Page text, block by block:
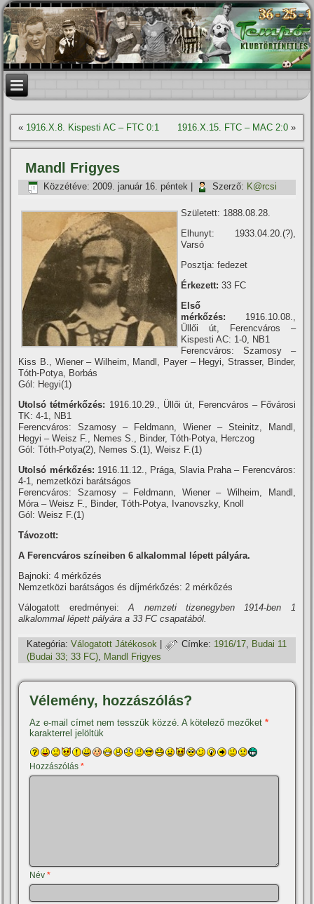
« 1916.X.8. Kispesti AC – FTC 0:1 1916.X.15. FTC – MAC 2:0»
Mandl Frigyes
Közzétéve: 2009. január 16. péntek Szerző: K@rcsi
Született: 1888.08.28.
Elhunyt: 1933.04.20.(?),
Varsó
Posztja: fedezet
Érkezett:33 FC
Első
mérkőzés: 1916.10.08.,
Üllői út, Ferencváros –
Kispesti AC: 1-0, NB1
Ferencváros: Szamosy –
Kiss B., Wiener – Wilheim, Mandl, Payer – Hegyi, Strasser, Binder,
Tóth-Potya, Borbás
Gól: Hegyi(1)
Utolsó tétmérkőzés: 1916.10.29., Üllői út, Ferencváros – Fővárosi
TK: 4-1, NB1
Ferencváros: Szamosy – Feldmann, Wiener – Steinitz, Mandl,
Hegyi – Weisz F., Nemes S., Binder, Tóth-Potya, Herczog
Gól: Tóth-Potya(2), Nemes S.(1), Weisz F.(1)
Utolsó mérkőzés: 1916.11.12., Prága, Slavia Praha – Ferencváros:
4-1, nemzetközi barátságos
Ferencváros: Szamosy – Feldmann, Wiener – Wilheim, Mandl,
Móra – Weisz F., Binder, Tóth-Potya, Ivanovszky, Knoll
Gól: Weisz F.(1)
Távozott:
A Ferencváros szí­neiben 6 alkalommal lépett pályára.
Bajnoki: 4 mérkőzés
Nemzetközi barátságos és dí­jmérkőzés: 2 mérkőzés
Válogatott eredményei:A nemzeti tizenegyben 1914-ben 1
alkalommal lépett pályára a 33 FC csapatából.
Kategória: Válogatott Játékosok | Címke: 1916/17, Budai 11
(Budai 33; 33 FC), Mandl Frigyes
Vélemény, hozzászólás?
Az e-mail címet nem tesszük közzé. A kötelező mezőket*
karakterrel jelöltük
Hozzászólás*
Név*